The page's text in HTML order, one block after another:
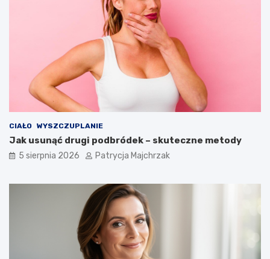
CIAŁO WYSZCZUPLANIE
Jak usunąć drugi podbródek – skuteczne metody
5 sierpnia 2026 Patrycja Majchrzak